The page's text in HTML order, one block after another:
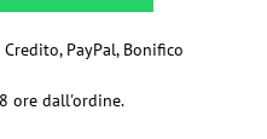
PayPal, Bonifico
ore dall'ordine.